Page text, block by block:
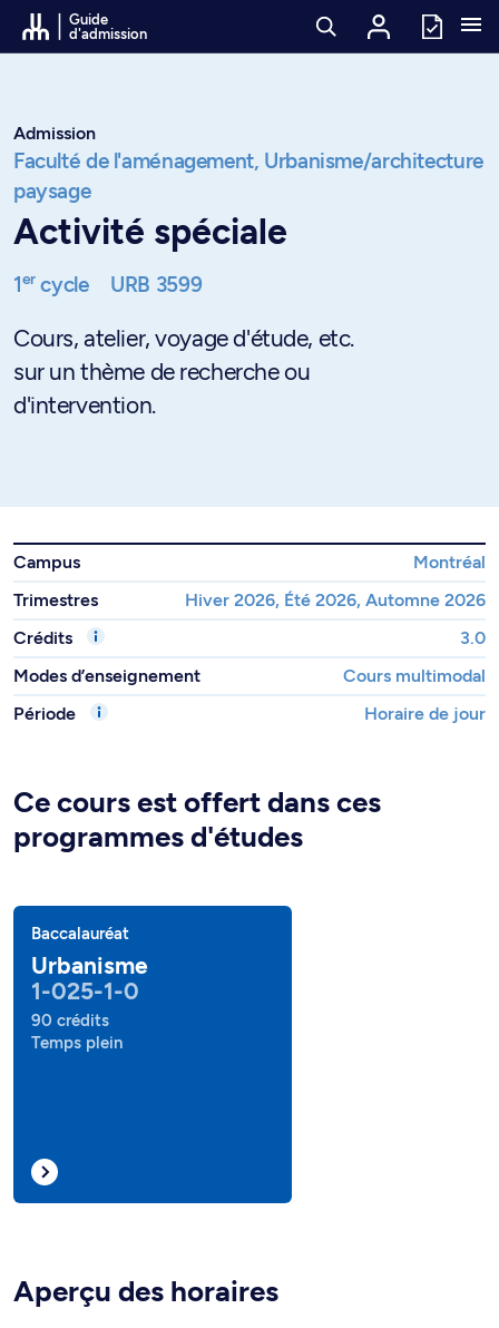
Passer au contenu
Guide
d'admission
Admission
Faculté de l'aménagement, Urbanisme/architecture
paysage
Activité spéciale
1ercycle URB 3599
Cours, atelier, voyage d'étude, etc.
sur un thème de recherche ou
d'intervention.
Campus
Montréal
Trimestres
Hiver 2026, Été 2026, Automne 2026
Crédits
3.0
Modes d’enseignement
Cours multimodal
Période
Horaire de jour
Ce cours est offert dans ces
programmes d'études
Baccalauréat
Urbanisme
1-025-1-0
90 crédits
Temps plein
Aperçu des horaires